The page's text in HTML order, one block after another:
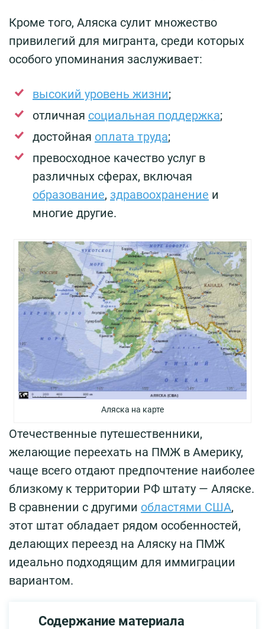
Кроме того, Аляска сулит множество
привилегий для мигранта, среди которых
особого упоминания заслуживает:
высокий уровень жизни;
отличная социальная поддержка;
достойная оплата труда;
превосходное качество услуг в
различных сферах, включая
образование, здравоохранение и
многие другие.
Аляска на карте
Отечественные путешественники,
желающие переехать на ПМЖ в Америку,
чаще всего отдают предпочтение наиболее
близкому к территории РФ штату — Аляске.
В сравнении с другими областями США,
этот штат обладает рядом особенностей,
делающих переезд на Аляску на ПМЖ
идеально подходящим для иммиграции
вариантом.
Содержание материала